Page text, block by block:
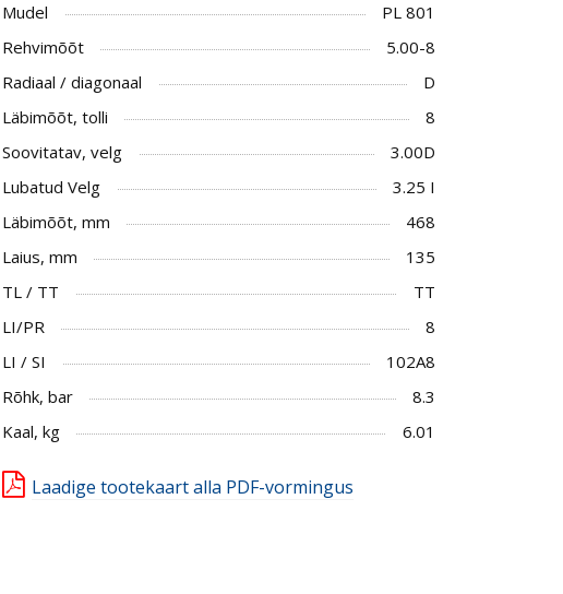
Mudel
PL 801
Rehvimõõt
5.00-8
Radiaal / diagonaal
D
Läbimõõt, tolli
8
Soovitatav, velg
3.00D
Lubatud Velg
3.25 I
Läbimõõt, mm
468
Laius, mm
135
TL / TT
TT
LI/PR
8
LI / SI
102A8
Rõhk, bar
8.3
Kaal, kg
6.01
Laadige tootekaart alla PDF-vormingus